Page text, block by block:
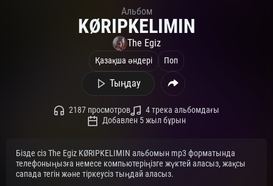
Альбом
KØRIPKELIMIN
The Egiz
Қазақша әндері Поп
Тыңдау
2187 просмотров
4 трека альбомдағы
Добавлен 5 жыл бұрын
Бізде сіз The Egiz KØRIPKELIMIN альбомын mp3 форматында
телефоныңызға немесе компьютеріңізге жүктей аласыз, жақсы
сапада тегін және тіркеусіз тыңдай аласыз.